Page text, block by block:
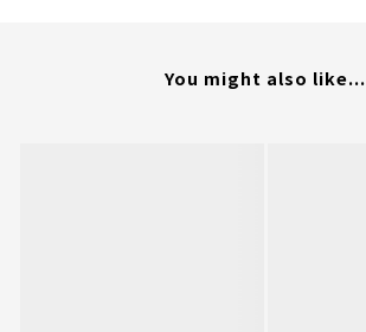
You might also like...